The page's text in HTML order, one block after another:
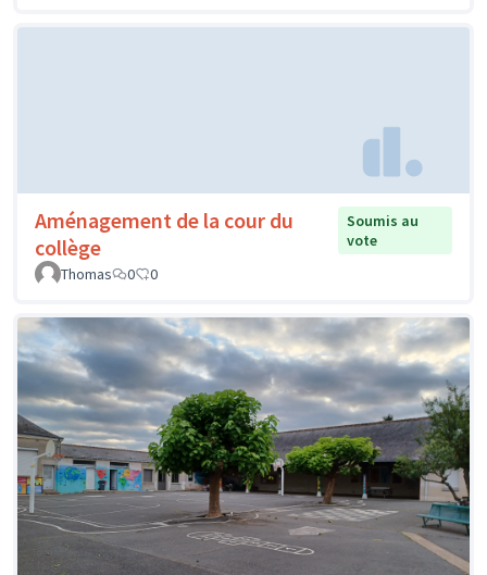
Aménagement de la cour du
collège
Soumis au
vote
Thomas
0 0